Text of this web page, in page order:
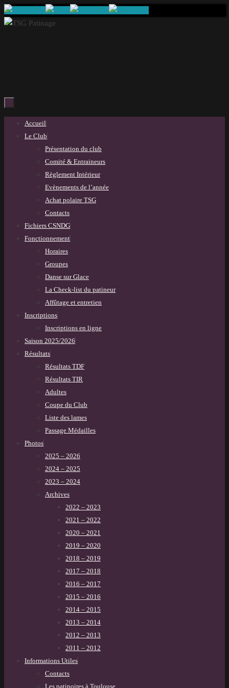
Passer
au
Passer
Accueil
Le Club
Présentation du club
Comité & Entraineurs
Règlement Intérieur
Evènements de l’année
Achat polaire TSG
Contacts
Fichiers CSNDG
Fonctionnement
Horaires
Groupes
Danse sur Glace
La Check-list du patineur
Affûtage et entretien
Inscriptions
Inscriptions en ligne
Saison 2025/2026
Résultats
Résultats TDF
Résultats TIR
Adultes
Coupe du Club
Liste des lames
Passage Médailles
Photos
2025 – 2026
2024 – 2025
2023 – 2024
Archives
2022 – 2023
2021 – 2022
2020 – 2021
2019 – 2020
2018 – 2019
2017 – 2018
2016 – 2017
2015 – 2016
2014 – 2015
2013 – 2014
2012 – 2013
2011 – 2012
Informations Utiles
Contacts
Les patinoires à Toulouse